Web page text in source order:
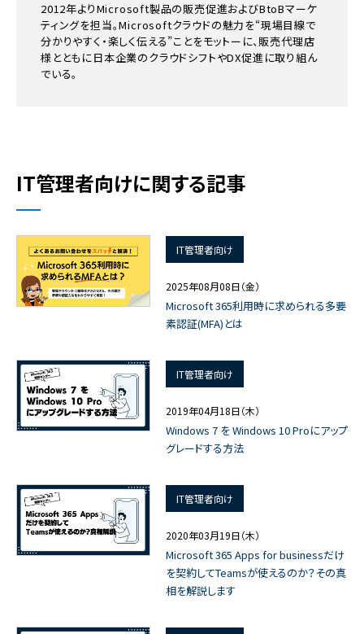
2012年よりMicrosoft製品の販売促進およびBtoBマーケ
ティングを担当。Microsoftクラウドの魅力を“現場目線で
分かりやすく・楽しく伝える”ことをモットーに、販売代理店
様とともに日本企業のクラウドシフトやDX促進に取り組ん
でいる。
IT管理者向けに関する記事
IT管理者向け
2025年08月08日（金）
Microsoft 365利用時に求められる多要
素認証(MFA)とは
IT管理者向け
2019年04月18日（木）
Windows 7 を Windows 10 Proにアップ
グレードする方法
IT管理者向け
2020年03月19日（木）
Microsoft 365 Apps for businessだけ
を契約してTeamsが使えるのか？その真
相を解説します